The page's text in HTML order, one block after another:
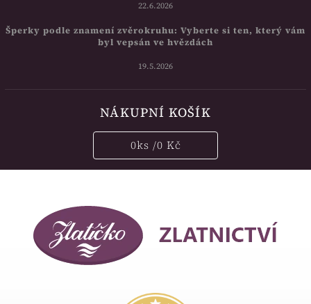
22.6.2026
Šperky podle znamení zvěrokruhu: Vyberte si ten, který vám
byl vepsán ve hvězdách
19.5.2026
NÁKUPNÍ KOŠÍK
0ks /0 Kč